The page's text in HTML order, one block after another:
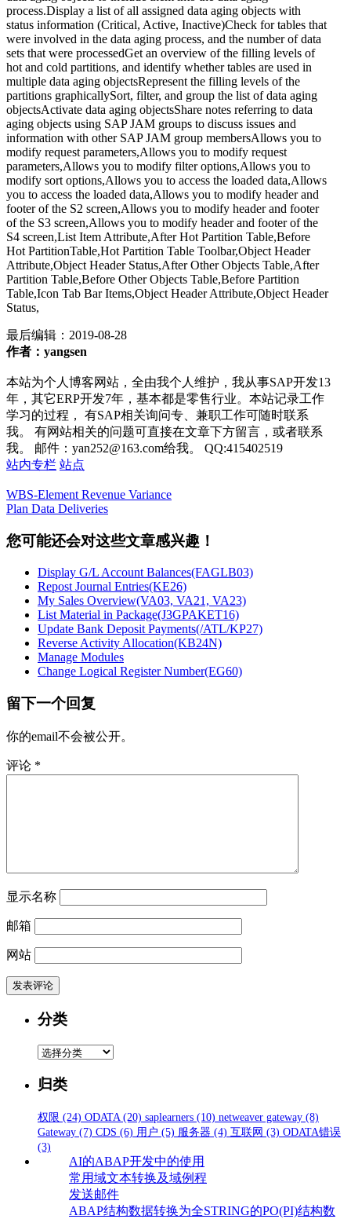
process.Display a list of all assigned data aging objects with
status information (Critical, Active, Inactive)Check for tables that
were involved in the data aging process, and the number of data
sets that were processedGet an overview of the filling levels of
hot and cold partitions, and identify whether tables are used in
multiple data aging objectsRepresent the filling levels of the
partitions graphicallySort, filter, and group the list of data aging
objectsActivate data aging objectsShare notes referring to data
aging objects using SAP JAM groups to discuss issues and
information with other SAP JAM group membersAllows you to
modify request parameters,Allows you to modify request
parameters,Allows you to modify filter options,Allows you to
modify sort options,Allows you to access the loaded data,Allows
you to access the loaded data,Allows you to modify header and
footer of the S2 screen,Allows you to modify header and footer
of the S3 screen,Allows you to modify header and footer of the
S4 screen,List Item Attribute,After Hot Partition Table,Before
Hot PartitionTable,Hot Partition Table Toolbar,Object Header
Attribute,Object Header Status,After Other Objects Table,After
Partition Table,Before Other Objects Table,Before Partition
Table,Icon Tab Bar Items,Object Header Attribute,Object Header
Status,
最后编辑： 2019-08-28
作者：yangsen
本站为个人博客网站，全由我个人维护，我从事SAP开发13
年，其它ERP开发7年，基本都是零售行业。本站记录工作
学习的过程， 有SAP相关询问专、兼职工作可随时联系
我。 有网站相关的问题可直接在文章下方留言，或者联系
我。 邮件：yan252@163.com给我。 QQ:415402519
站内专栏 站点
WBS-Element Revenue Variance
Plan Data Deliveries
您可能还会对这些文章感兴趣！
Display G/L Account Balances(FAGLB03)
Repost Journal Entries(KE26)
My Sales Overview(VA03, VA21, VA23)
List Material in Package(J3GPAKET16)
Update Bank Deposit Payments(/ATL/KP27)
Reverse Activity Allocation(KB24N)
Manage Modules
Change Logical Register Number(EG60)
留下一个回复
你的email不会被公开。
评论 *
显示名称
邮箱
网站
分类
分
归类
权限 (24) ODATA (20) saplearners (10) netweaver gateway (8)
Gateway (7) CDS (6) 用户 (5) 服务器 (4) 互联网 (3) ODATA错误
(3)
AI的ABAP开发中的使用
常用域文本转换及域例程
发送邮件
ABAP结构数据转换为全STRING的PO(PI)结构数